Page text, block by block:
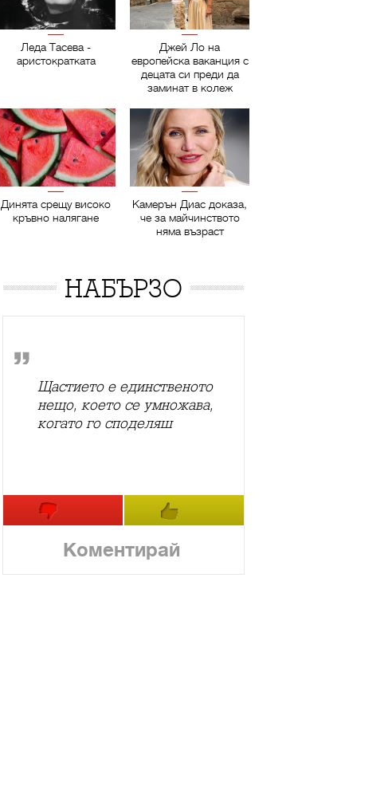
Леда Тасева -
аристократката
Джей Ло на
европейска ваканция с
децата си преди да
заминат в колеж
Динята срещу високо
кръвно налягане
Камерън Диас доказа,
че за майчинството
няма възраст
НАБЪРЗО
Щастието е единственото
нещо, което се умножава,
когато го споделяш
Коментирай